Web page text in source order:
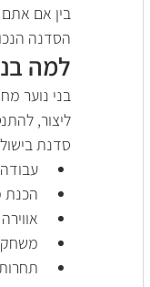
בין אם אתם
הסדנה
למה
בני נוער
ליצור,
סדנת
הכנת